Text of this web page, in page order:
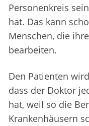
Personenkreis
hat. Das kann
Menschen, die
bearbeiten.
Den Patienten
dass der Doktor
hat, weil so die
Krankenhäusern